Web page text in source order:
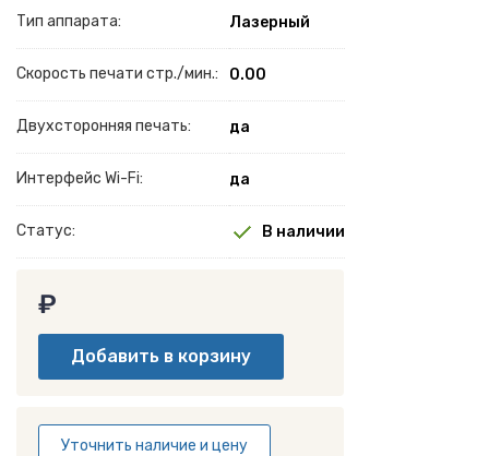
Тип аппарата: Лазерный
Скорость печати стр./мин.: 0.00
Двухсторонняя печать: да
Интерфейс Wi-Fi: да
Статус: В наличии
₽
Уточнить наличие и цену